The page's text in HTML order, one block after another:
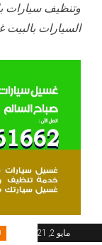
وتنظيف سيارات
السيارات
مايو 2, 2021